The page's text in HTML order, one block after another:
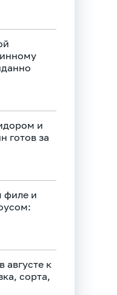
и
готов за
филе и
августе к
сорта,